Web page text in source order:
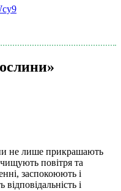
не лише прикрашають
повітря та
заспокоюють і
і